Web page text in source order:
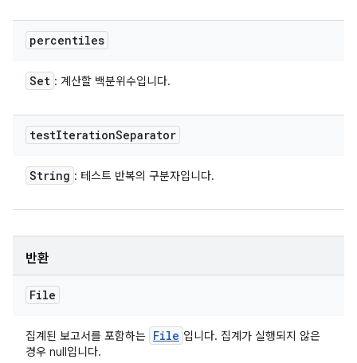
percentiles
Set : 계산할 백분위수입니다.
testIterationSeparator
String : 테스트 반복의 구분자입니다.
반환
File
집계된 보고서를 포함하는 File 입니다. 집계가 실행되지 않은
경우 null입니다.